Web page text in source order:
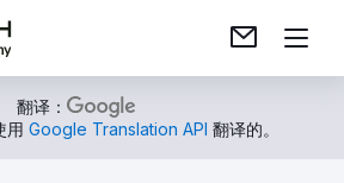
翻译：
用 Google Translation API 翻译的。